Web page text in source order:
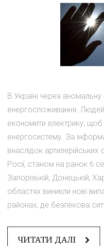
В Україні через
енергоспоживання.
економити електрику,
енергосистему. За
внаслідок артилерійських
Росії, станом на ранок 6
Запорізькій, Донецькій,
областях виникли нові
районах, де безпекова
ЧИТАТИ ДАЛІ